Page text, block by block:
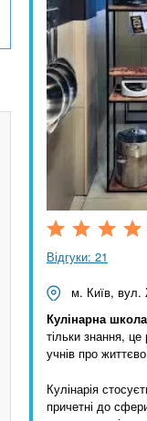
Відгуки: 21
м. Київ, вул.
Кулінарна
тільки знання,
учнів про
Кулінарія
причетні до